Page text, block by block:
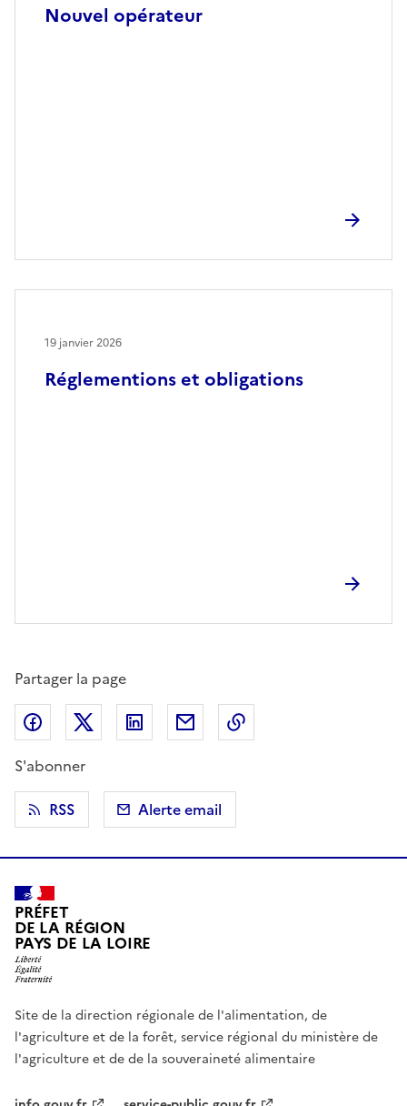
Nouvel opérateur
Réglementions et obligations
19 janvier 2026
Partager la page
Partager sur Facebook
Partager sur X (anciennement Twitter)
Partager sur LinkedIn
Partager par email
S'abonner
RSS
Alerte email
PRÉFET
DE LA RÉGION
PAYS DE LA LOIRE
Site de la direction régionale de l'alimentation, de
l'agriculture et de la forêt, service régional du ministère de
l'agriculture et de de la souveraineté alimentaire